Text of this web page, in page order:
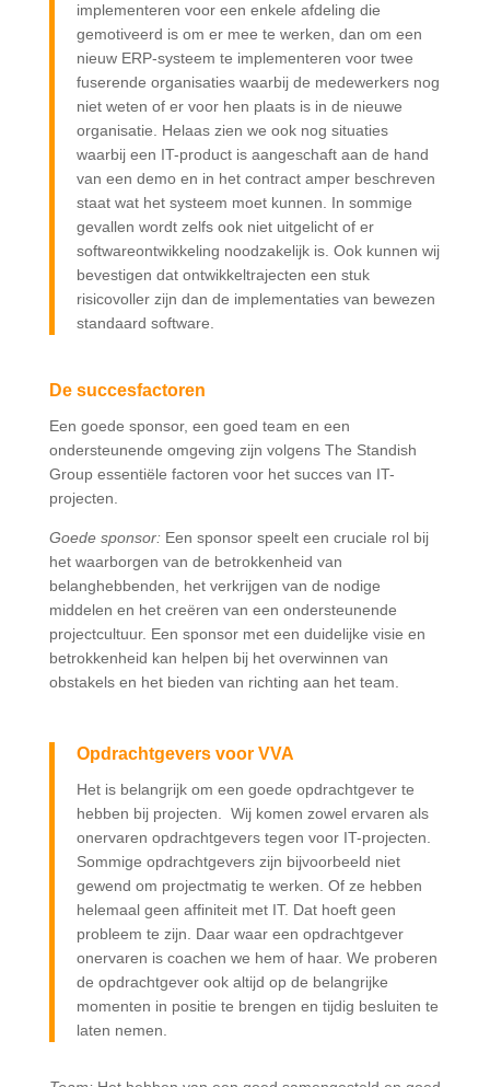
implementeren voor een enkele afdeling die
gemotiveerd is om er mee te werken, dan om een
nieuw ERP-systeem te implementeren voor twee
fuserende organisaties waarbij de medewerkers nog
niet weten of er voor hen plaats is in de nieuwe
organisatie. Helaas zien we ook nog situaties
waarbij een IT-product is aangeschaft aan de hand
van een demo en in het contract amper beschreven
staat wat het systeem moet kunnen. In sommige
gevallen wordt zelfs ook niet uitgelicht of er
softwareontwikkeling noodzakelijk is. Ook kunnen wij
bevestigen dat ontwikkeltrajecten een stuk
risicovoller zijn dan de implementaties van bewezen
standaard software.
De succesfactoren
Een goede sponsor, een goed team en een
ondersteunende omgeving zijn volgens The Standish
Group essentiële factoren voor het succes van IT-
projecten.
Goede sponsor:Een sponsor speelt een cruciale rol bij
het waarborgen van de betrokkenheid van
belanghebbenden, het verkrijgen van de nodige
middelen en het creëren van een ondersteunende
projectcultuur. Een sponsor met een duidelijke visie en
betrokkenheid kan helpen bij het overwinnen van
obstakels en het bieden van richting aan het team.
Opdrachtgevers voor VVA
Het is belangrijk om een goede opdrachtgever te
hebben bij projecten. Wij komen zowel ervaren als
onervaren opdrachtgevers tegen voor IT-projecten.
Sommige opdrachtgevers zijn bijvoorbeeld niet
gewend om projectmatig te werken. Of ze hebben
helemaal geen affiniteit met IT. Dat hoeft geen
probleem te zijn. Daar waar een opdrachtgever
onervaren is coachen we hem of haar. We proberen
de opdrachtgever ook altijd op de belangrijke
momenten in positie te brengen en tijdig besluiten te
laten nemen.